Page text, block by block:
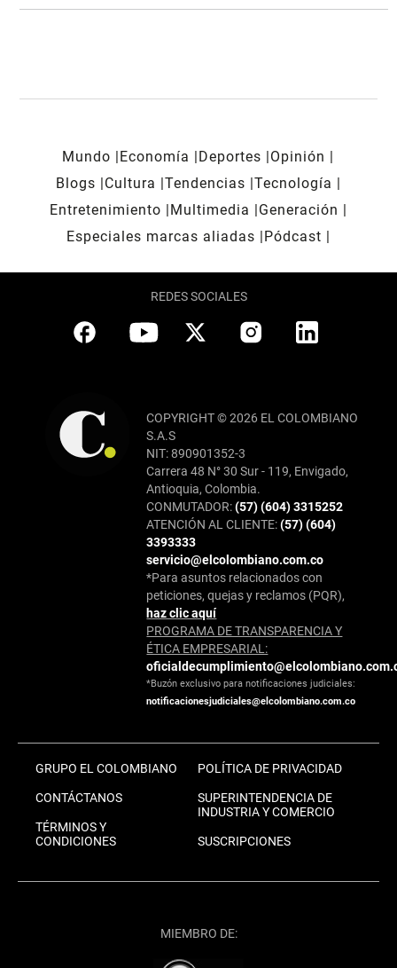
Mundo Economía Deportes
Opinión
Blogs
Cultura Tendencias Tecnología
Entretenimiento
Multimedia
Generación
Especiales marcas aliadas
Pódcast
REDES SOCIALES
COPYRIGHT © 2026 EL COLOMBIANO
S.A.S
NIT: 890901352-3
Carrera 48 N° 30 Sur - 119, Envigado,
Antioquia, Colombia.
CONMUTADOR:(57) (604) 3315252
ATENCIÓN AL CLIENTE:(57) (604)
3393333
servicio@elcolombiano.com.co
*Para asuntos relacionados con
peticiones, quejas y reclamos (PQR),
haz clic aquí
PROGRAMA DE TRANSPARENCIA Y
ÉTICA EMPRESARIAL:
*Buzón exclusivo para notificaciones judiciales:
notificacionesjudiciales@elcolombiano.com.co
GRUPO EL COLOMBIANO
CONTÁCTANOS
TÉRMINOS Y
CONDICIONES
POLÍTICA DE PRIVACIDAD
SUPERINTENDENCIA DE
INDUSTRIA Y COMERCIO
SUSCRIPCIONES
MIEMBRO DE: